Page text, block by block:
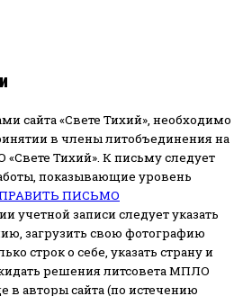
сайта «Свете Тихий», необходимо
в члены литобъединения на
Тихий». К письму следует
показывающие уровень
ПИСЬМО
учетной записи следует указать
загрузить свою фотографию
строк о себе, указать страну и
решения литсовета МПЛО
в авторы сайта (по истечению